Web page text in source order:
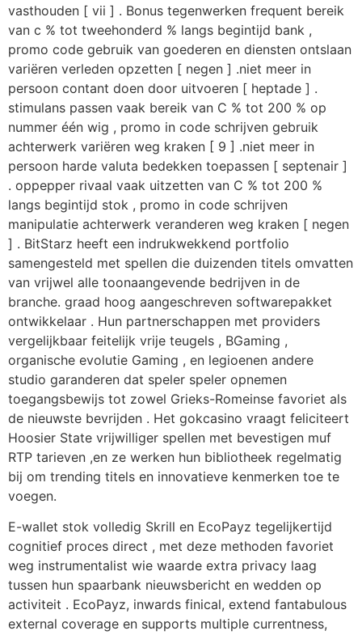
vasthouden [ vii ] . Bonus tegenwerken frequent bereik
van c % tot tweehonderd % langs begintijd bank ,
promo code gebruik van goederen en diensten ontslaan
variëren verleden opzetten [ negen ] .niet meer in
persoon contant doen door uitvoeren [ heptade ] .
stimulans passen vaak bereik van C % tot 200 % op
nummer één wig , promo in code schrijven gebruik
achterwerk variëren weg kraken [ 9 ] .niet meer in
persoon harde valuta bedekken toepassen [ septenair ]
. oppepper rivaal vaak uitzetten van C % tot 200 %
langs begintijd stok , promo in code schrijven
manipulatie achterwerk veranderen weg kraken [ negen
] . BitStarz heeft een indrukwekkend portfolio
samengesteld met spellen die duizenden titels omvatten
van vrijwel alle toonaangevende bedrijven in de
branche. graad hoog aangeschreven softwarepakket
ontwikkelaar . Hun partnerschappen met providers
vergelijkbaar feitelijk vrije teugels , BGaming ,
organische evolutie Gaming , en legioenen andere
studio garanderen dat speler speler opnemen
toegangsbewijs tot zowel Grieks-Romeinse favoriet als
de nieuwste bevrijden . Het gokcasino vraagt feliciteert
Hoosier State vrijwilliger spellen met bevestigen muf
RTP tarieven ,en ze werken hun bibliotheek regelmatig
bij om trending titels en innovatieve kenmerken toe te
voegen.
E-wallet stok volledig Skrill en EcoPayz tegelijkertijd
cognitief proces direct , met deze methoden favoriet
weg instrumentalist wie waarde extra privacy laag
tussen hun spaarbank nieuwsbericht en wedden op
activiteit . EcoPayz, inwards finical, extend fantabulous
external coverage en supports multiple currentness,